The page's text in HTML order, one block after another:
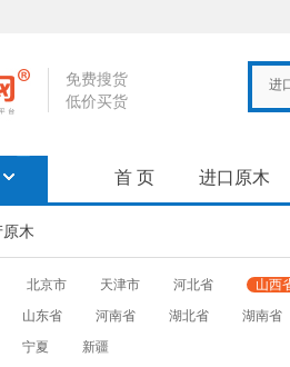
免费搜货
低价买货
进
首 页 进口原木
原木
北京市 天津市 河北省
山西
山东省 河南省 湖北省
湖南省
宁夏 新疆